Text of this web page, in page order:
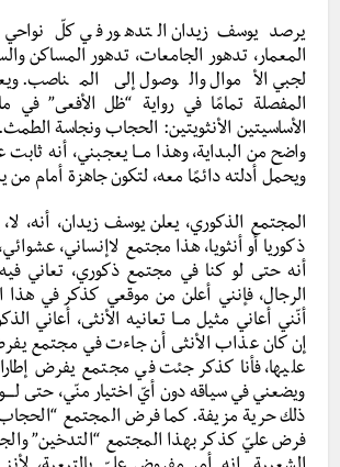
يرصد يوسف زيدان التدهور في كلّ نواحي
المعمار، تدهور الجامعات، تدهور المساكن
لجبي الأموال والوصول إلى المناصب.
المفصلة تمامًا في رواية “ظل الأفعى” في
الأساسيتين الأنثويتين: الحجاب ونجاسة
واضح من البداية، وهذا مـــا يعجبني، أنه ثابت
ويحمل أدلته دائمًا معه، لتكون جاهزة أمام
المجتمع الذكوري، يعلن يوسف زيدان، أنه،
ذكوريا أو أنثويا، هذا مجتمع لاإنساني،
أنه حتى لو كنا في مجتمع ذكوري، تعاني
الرجال، فإنني أعلن من موقعي كذكر في هذا
أنّني أعاني مثيل مـــا تعانيه الأنثى، أعاني
إن كان عذاب الأنثى أن جاءت في مجتمع
عليها، فأنا كذكر جئت في مجتمع يفرض إطارا
ويضعني في سياقه دون أيّ اختيار منّي، حتى
ذلك حرية مزيفة. كما فرض المجتمع “الحجاب”
فرض عليّ كذكر بهذا المجتمع “التدخين”